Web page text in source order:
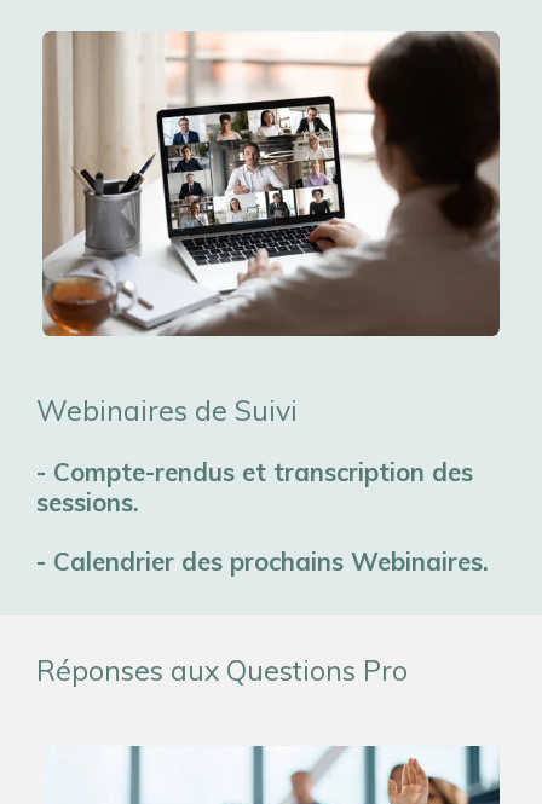
Webinaires de Suivi
- Compte-rendus et transcription des
sessions.
- Calendrier des prochains Webinaires.
Réponses aux Questions Pro